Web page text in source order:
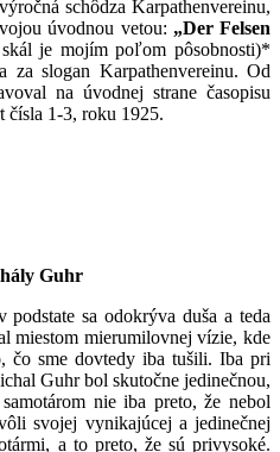
schôdza Karpathenvereinu,
úvodnou vetou: „Der Felsen
je mojím poľom pôsobnosti)*
slogan Karpathenvereinu. Od
na úvodnej strane časopisu
čísla 1-3, roku 1925.
Guhr
sa odokrýva duša a teda
miestom mierumilovnej vízie, kde
čo sme dovtedy iba tušili. Iba pri
Guhr bol skutočne jedinečnou,
nie iba preto, že nebol
svojej vynikajúcej a jedinečnej
a to preto, že sú privysoké.